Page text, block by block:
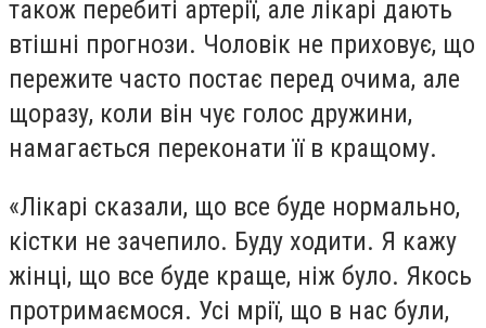
також перебиті артерії, але лікарі дають
втішні прогнози. Чоловік не приховує, що
пережите часто постає перед очима, але
щоразу, коли він чує голос дружини,
намагається переконати її в кращому.
«Лікарі сказали, що все буде нормально,
кістки не зачепило. Буду ходити. Я кажу
жінці, що все буде краще, ніж було. Якось
протримаємося. Усі мрії, що в нас були,